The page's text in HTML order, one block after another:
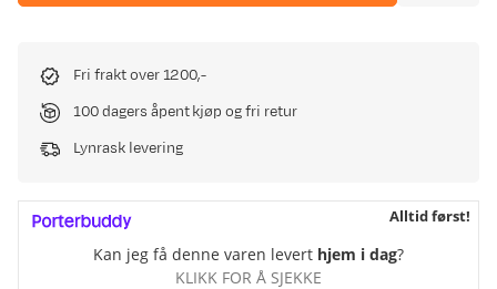
Fri frakt over 1200,-
100 dagers åpent kjøp og fri retur
Lynrask levering
Alltid først!
Kan jeg få denne varen levert hjem i dag?
KLIKK FOR Å SJEKKE